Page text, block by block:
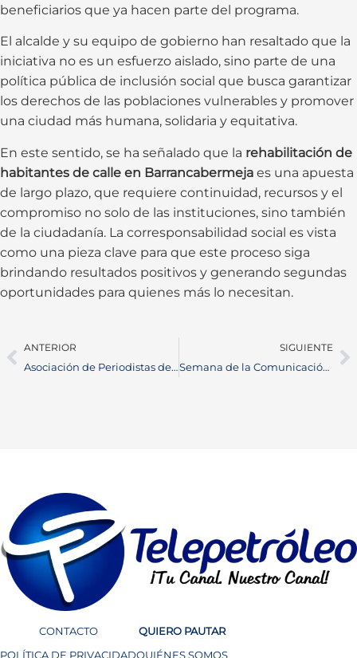
beneficiarios que ya hacen parte del programa.
El alcalde y su equipo de gobierno han resaltado que la
iniciativa no es un esfuerzo aislado, sino parte de una
política pública de inclusión social que busca garantizar
los derechos de las poblaciones vulnerables y promover
una ciudad más humana, solidaria y equitativa.
En este sentido, se ha señalado que la rehabilitación de
habitantes de calle en Barrancabermeja es una apuesta
de largo plazo, que requiere continuidad, recursos y el
compromiso no solo de las instituciones, sino también
de la ciudadanía. La corresponsabilidad social es vista
como una pieza clave para que este proceso siga
brindando resultados positivos y generando segundas
oportunidades para quienes más lo necesitan.
ANTERIOR
Asociación de Periodistas de Barrancabermeja renueva junta directiva y anuncia los Premios Pluma de Oro 2025
SIGUIENTE
Semana de la Comunicación en Barrancabermeja: un evento académico histórico para periodistas y estudiantes
CONTACTO
POLÍTICA DE PRIVACIDAD
QUIERO PAUTAR
QUIÉNES SOMOS